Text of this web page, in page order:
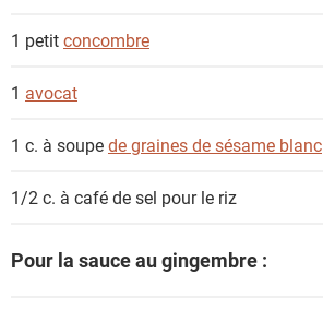
1 petitconcombre
1 avocat
1 c. à soupede graines de sésame blanc
1/2 c. à caféde sel pour le riz
Pour la sauce au gingembre :